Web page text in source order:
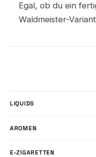
Egal, ob du ein
Waldmeister-
LIQUIDS
AROMEN
E-ZIGARETTEN